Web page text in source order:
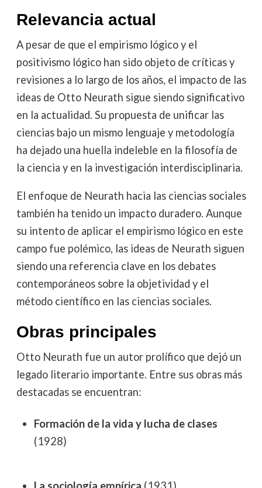
Relevancia actual
A pesar de que el empirismo lógico y el
positivismo lógico han sido objeto de críticas y
revisiones a lo largo de los años, el impacto de las
ideas de Otto Neurath sigue siendo significativo
en la actualidad. Su propuesta de unificar las
ciencias bajo un mismo lenguaje y metodología
ha dejado una huella indeleble en la filosofía de
la ciencia y en la investigación interdisciplinaria.
El enfoque de Neurath hacia las ciencias sociales
también ha tenido un impacto duradero. Aunque
su intento de aplicar el empirismo lógico en este
campo fue polémico, las ideas de Neurath siguen
siendo una referencia clave en los debates
contemporáneos sobre la objetividad y el
método científico en las ciencias sociales.
Obras principales
Otto Neurath fue un autor prolífico que dejó un
legado literario importante. Entre sus obras más
destacadas se encuentran:
Formación de la vida y lucha de clases
(1928)